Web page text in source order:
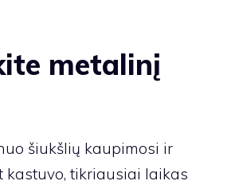
metalinį
šiukšlių kaupimosi ir
kastuvo, tikriausiai laikas